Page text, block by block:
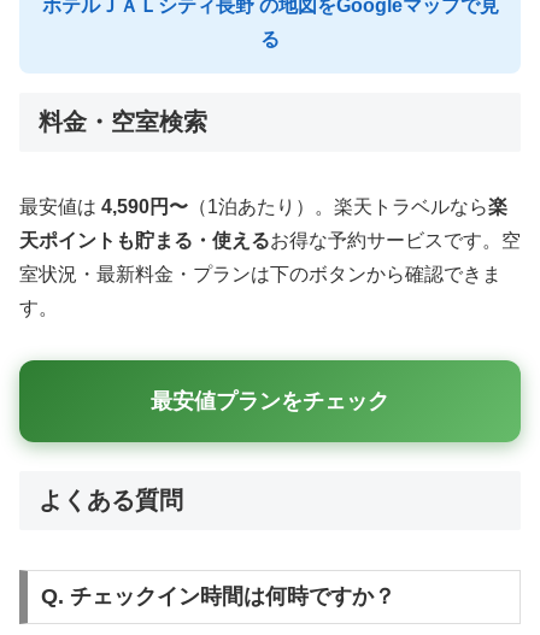
ホテルＪＡＬシティ長野 の地図をGoogleマップで見
る
料金・空室検索
最安値は 4,590円〜 （1泊あたり）。楽天トラベルなら楽
天ポイントも貯まる・使えるお得な予約サービスです。空
室状況・最新料金・プランは下のボタンから確認できま
す。
最安値プランをチェック
よくある質問
Q. チェックイン時間は何時ですか？